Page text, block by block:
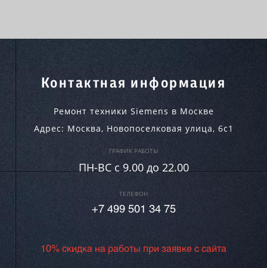
Контактная информация
Ремонт техники Siemens в Москве
Адрес: Москва, Новопоселковая улица, 6с1
ГРАФИК РАБОТЫ
ПН-ВC c 9.00 до 22.00
ТЕЛЕФОН
+7 499 501 34 75
10% скидка на работы при заявке с сайта